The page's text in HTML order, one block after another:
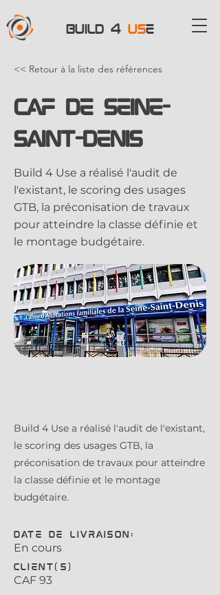
BUILD 4 USE
<< Retour à la liste des références
CAF de Seine-
Saint-Denis
Build 4 Use a réalisé l'audit de
l'existant, le scoring des usages
GTB, la préconisation de travaux
pour atteindre la classe définie et
le montage budgétaire.
Build 4 Use a réalisé l'audit de l'existant,
le scoring des usages GTB, la
préconisation de travaux pour atteindre
la classe définie et le montage
budgétaire.
Date de livraison:
En cours
Client(s)
CAF 93